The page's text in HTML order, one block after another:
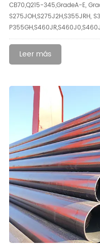
CB70,Q215-345,GradeA-E,
S275JOH,S275J2H,S355JRH,
Leer más